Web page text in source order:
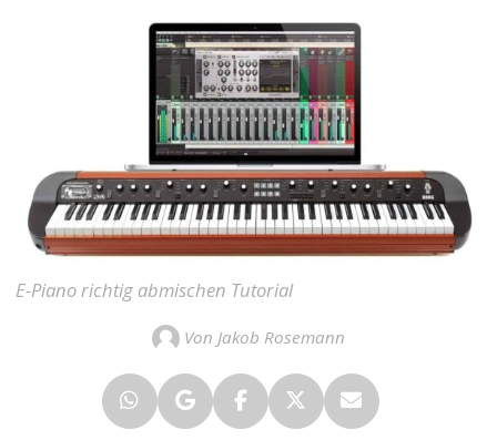
E-Piano richtig abmischen Tutorial
Von Jakob Rosemann